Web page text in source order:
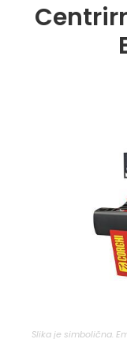
Slika je simbolična.